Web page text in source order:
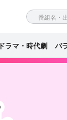
ドラマ・時代劇 バ